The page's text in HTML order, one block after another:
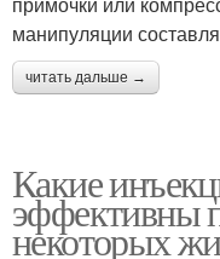
манипуляции
читать дальше →
Какие
эффективны
некоторых